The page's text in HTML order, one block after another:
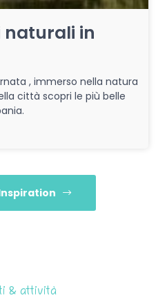
naturali in
, immerso nella natura
città scopri le più belle
& attività